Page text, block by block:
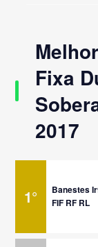
Fixa
2017
1°
Banestes
FIF RF RL